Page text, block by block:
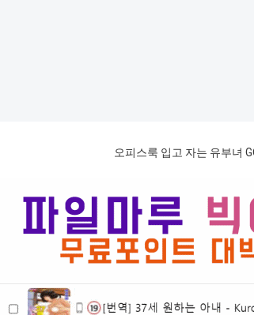
오피스룩 입고 자는 유부녀